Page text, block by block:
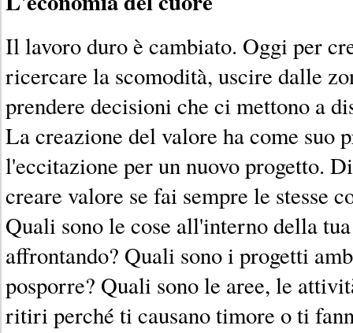
Il lavoro duro è cambiato. Oggi per
ricercare la scomodità, uscire dalle
prendere decisioni che ci mettono a
La creazione del valore ha come suo
l'eccitazione per un nuovo progetto.
creare valore se fai sempre le stesse
Quali sono le cose all'interno della
affrontando? Quali sono i progetti
posporre? Quali sono le aree, le
ritiri perché ti causano timore o ti